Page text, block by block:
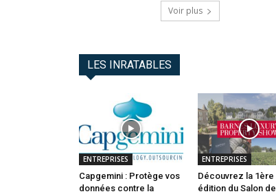
Voir plus
LES INRATABLES
ENTREPRISES
Capgemini : Protège vos
données contre la
ENTREPRISES
Découvrez la 1ère
édition du Salon de